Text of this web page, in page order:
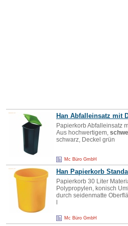
Han Abfalleinsatz mit
Papierkorb Abfalleinsatz
Aus hochwertigem,
schwarz, Deckel grün
Mc Büro GmbH
Han Papierkorb
Papierkorb 30 Liter
Polypropylen, konisch
durch seidenmatte
Mc Büro GmbH